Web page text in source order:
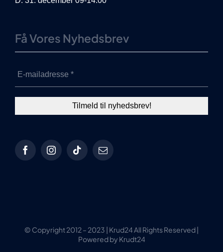
Få Vores Nyhedsbrev
© Copyright 2012 – 2023 | Krud24 All Rights Reserved |
Powered by Krudt24